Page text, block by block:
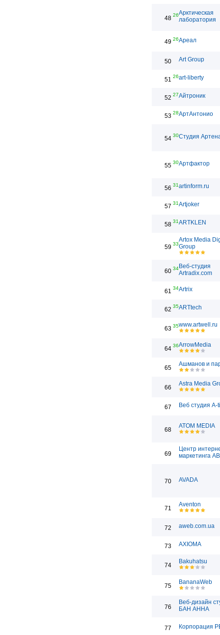
48 26Арктическая
лаборатория
49 26Ареал
50 Art Group
51 26art-liberty
52 27Айтроник
53 28АртАнтонио
54 30Студия
55 30Артфактор
56 31artinform.ru
57 31Artjoker
58 31ARTKLEN
59 33
Artox Media
Group
60 34Веб-студия
Artradix.com
61 34Artrix
62 35ARTtech
63 35www.artwell.ru
64 36ArrowMedia
65
Ашманов и
66
Astra Media
67 Веб студия A-
68
ATOM MEDIA
69
Центр
маркетинга
70 AVADA
71
Aventon
72 aweb.com.ua
73 AXIOMA
74
Bakuhatsu
75
BananaWeb
76
Веб-дизайн
БАН АННА
77 Корпорация